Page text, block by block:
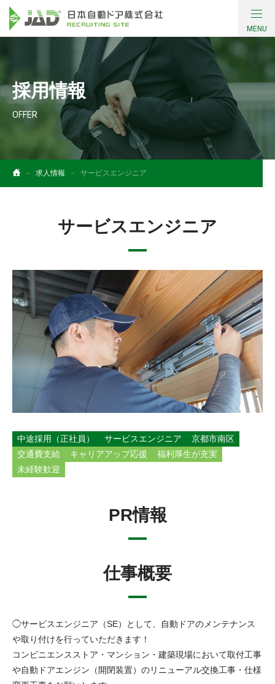
MENU
働く環境・制度
お問い合わせ
ENTRY
ENTRY
採用情報
OFFER
求人情報 サービスエンジニア
サービスエンジニア
中途採用（正社員） サービスエンジニア
京都市南区
交通費支給
キャリアアップ応援
福利厚生が充実
未経験歓迎
PR情報
仕事概要
◯サービスエンジニア（SE）として、自動ドアのメンテナンス
や取り付けを行っていただきます！
コンビニエンスストア・マンション・建築現場において取付工事
や自動ドアエンジン（開閉装置）のリニューアル交換工事・仕様